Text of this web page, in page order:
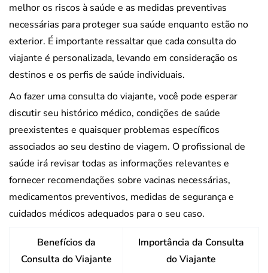
melhor os riscos à saúde e as medidas preventivas
necessárias para proteger sua saúde enquanto estão no
exterior. É importante ressaltar que cada consulta do
viajante é personalizada, levando em consideração os
destinos e os perfis de saúde individuais.
Ao fazer uma consulta do viajante, você pode esperar
discutir seu histórico médico, condições de saúde
preexistentes e quaisquer problemas específicos
associados ao seu destino de viagem. O profissional de
saúde irá revisar todas as informações relevantes e
fornecer recomendações sobre vacinas necessárias,
medicamentos preventivos, medidas de segurança e
cuidados médicos adequados para o seu caso.
Benefícios da
Consulta do Viajante
Importância da Consulta
do Viajante